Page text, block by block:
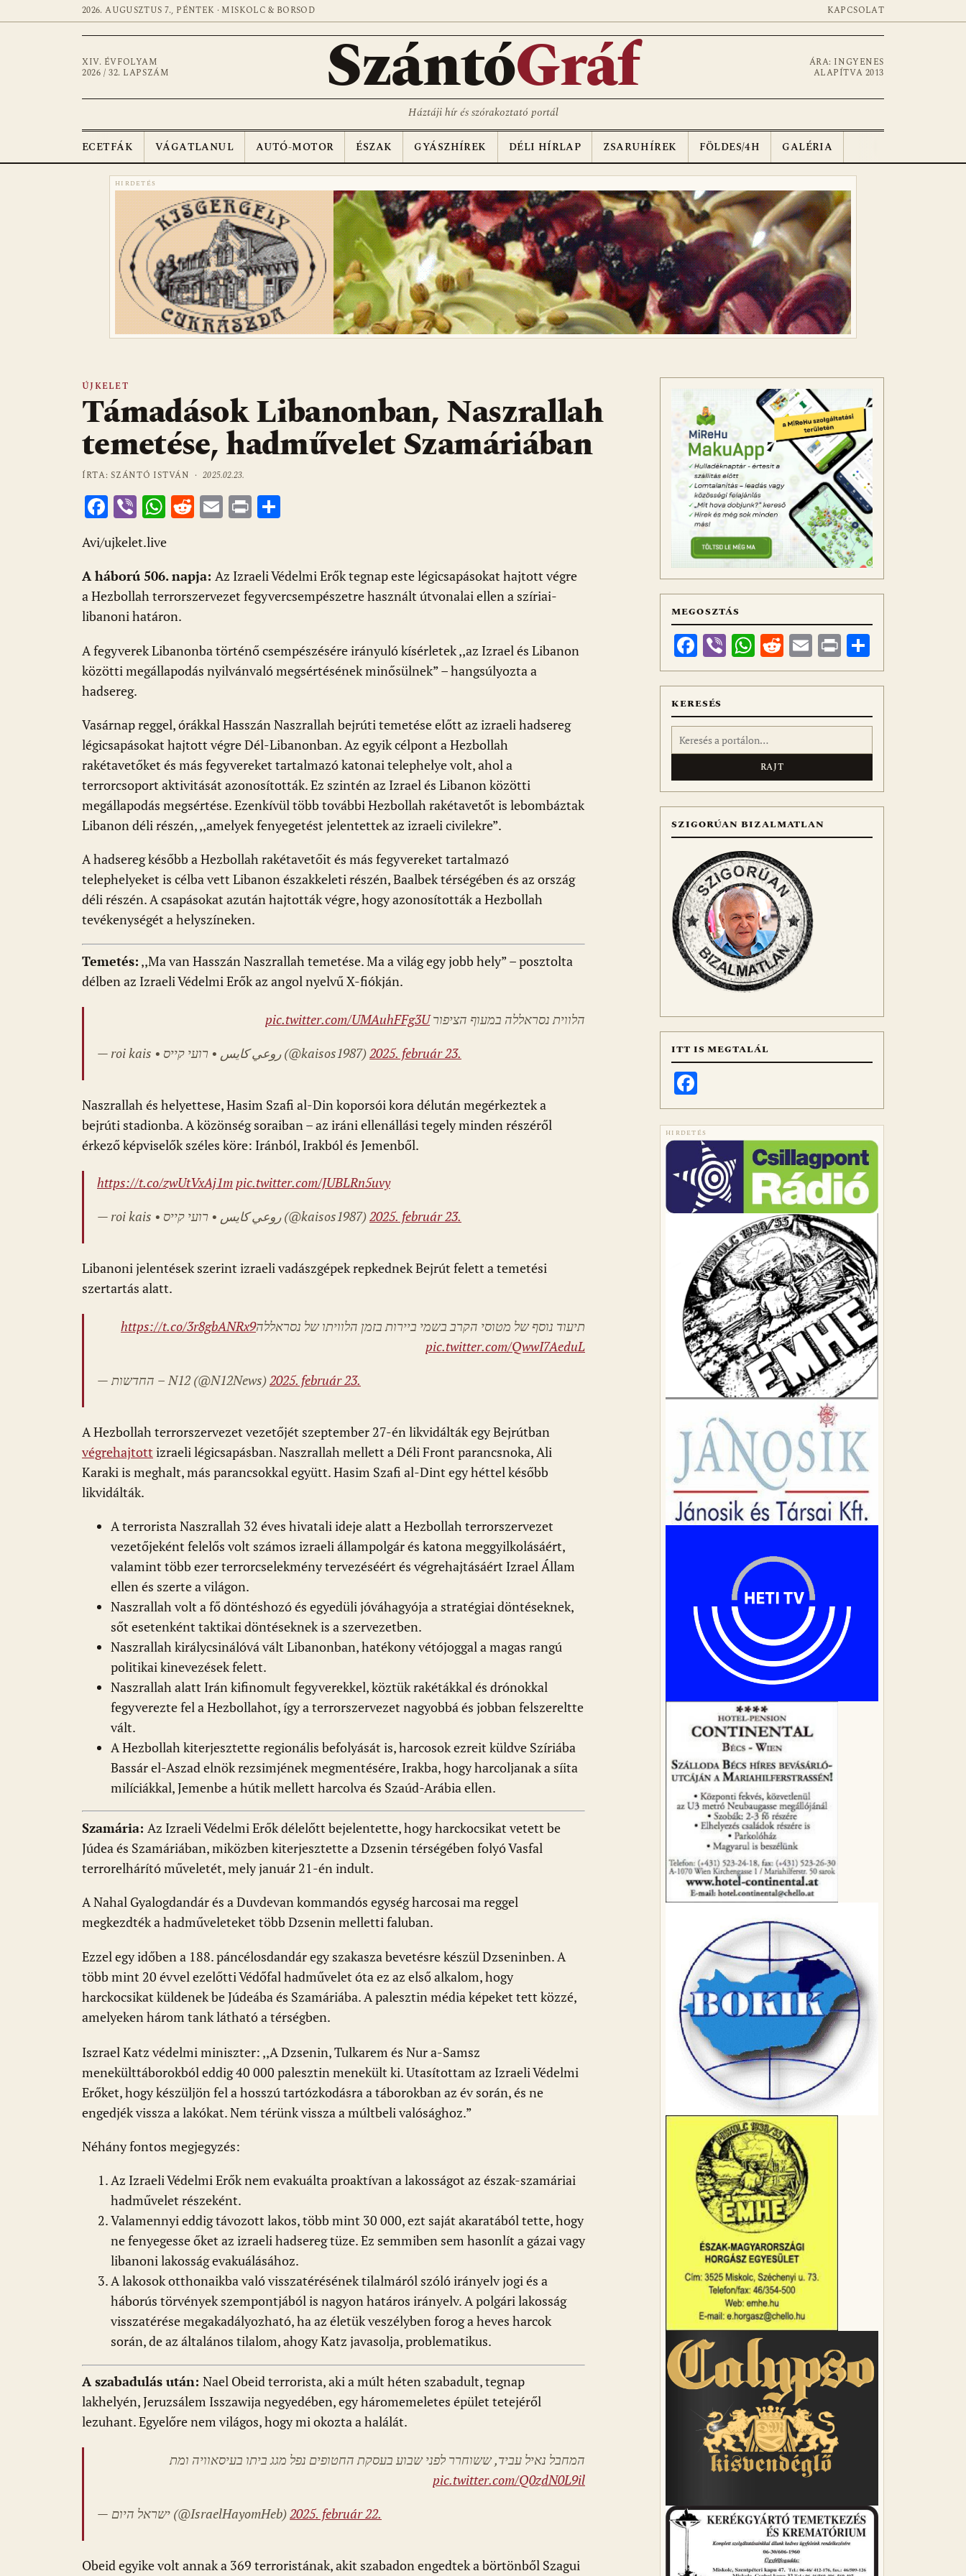
2026. AUGUSZTUS 7., PÉNTEK · MISKOLC & BORSOD KAPCSOLAT
XIV. ÉVFOLYAM
2026 / 32. LAPSZÁM
SzántóGráf
ÁRA: INGYENES
ALAPÍTVA 2013
Háztáji hír és szórakoztató portál
ECETFÁK VÁGATLANUL AUTÓ-MOTOR ÉSZAK GYÁSZHÍREK DÉLI HÍRLAP ZSARUHÍREK FÖLDES/4H GALÉRIA
HIRDETÉS
ÚJKELET
Támadások Libanonban, Naszrallah
temetése, hadművelet Szamáriában
ÍRTA: SZÁNTÓ ISTVÁN ·2025.02.23.
F
ac
e
b
o
o
k
Vi
b
er
W
at
s
A
p
p
R
di
t
E
l
Pr
m
e
Avi/ujkelet.live
A háború 506. napja: Az Izraeli Védelmi Erők tegnap este légicsapásokat hajtott végre
a Hezbollah terrorszervezet fegyvercsempészetre használt útvonalai ellen a szíriai-
libanoni határon.
A fegyverek Libanonba történő csempészésére irányuló kísérletek ,,az Izrael és Libanon
közötti megállapodás nyilvánvaló megsértésének minősülnek” – hangsúlyozta a
hadsereg.
Vasárnap reggel, órákkal Hasszán Naszrallah bejrúti temetése előtt az izraeli hadsereg
légicsapásokat hajtott végre Dél-Libanonban. Az egyik célpont a Hezbollah
rakétavetőket és más fegyvereket tartalmazó katonai telephelye volt, ahol a
terrorcsoport aktivitását azonosították. Ez szintén az Izrael és Libanon közötti
megállapodás megsértése. Ezenkívül több további Hezbollah rakétavetőt is lebombáztak
Libanon déli részén, ,,amelyek fenyegetést jelentettek az izraeli civilekre”.
A hadsereg később a Hezbollah rakétavetőit és más fegyvereket tartalmazó
telephelyeket is célba vett Libanon északkeleti részén, Baalbek térségében és az ország
déli részén. A csapásokat azután hajtották végre, hogy azonosították a Hezbollah
tevékenységét a helyszíneken.
Temetés: ,,Ma van Hasszán Naszrallah temetése. Ma a világ egy jobb hely” – posztolta
délben az Izraeli Védelmi Erők az angol nyelvű X-fiókján.
הלווית נסראללה במעוף הציפורpic.twitter.com/UMAuhFFg3U
— roi kais • روعي كايس • רועי קייס (@kaisos1987)2025. február 23.
Naszrallah és helyettese, Hasim Szafi al-Din koporsói kora délután megérkeztek a
bejrúti stadionba. A közönség soraiban – az iráni ellenállási tegely minden részéről
érkező képviselők széles köre: Iránból, Irakból és Jemenből.
https://t.co/zwUtVxAj1m pic.twitter.com/JUBLRn5uvy
— roi kais • روعي كايس • רועי קייס (@kaisos1987)2025. február 23.
Libanoni jelentések szerint izraeli vadászgépek repkednek Bejrút felett a temetési
szertartás alatt.
תיעוד נוסף של מטוסי הקרב בשמי ביירות בזמן הלוויתו של נסראללהhttps://t.co/3r8gbANRx9
pic.twitter.com/QwwI7AeduL
— החדשות – N12 (@N12News)2025. február 23.
A Hezbollah terrorszervezet vezetőjét szeptember 27-én likvidálták egy Bejrútban
végrehajtott izraeli légicsapásban. Naszrallah mellett a Déli Front parancsnoka, Ali
Karaki is meghalt, más parancsokkal együtt. Hasim Szafi al-Dint egy héttel később
likvidálták.
A terrorista Naszrallah 32 éves hivatali ideje alatt a Hezbollah terrorszervezet
vezetőjeként felelős volt számos izraeli állampolgár és katona meggyilkolásáért,
valamint több ezer terrorcselekmény tervezéséért és végrehajtásáért Izrael Állam
ellen és szerte a világon.
Naszrallah volt a fő döntéshozó és egyedüli jóváhagyója a stratégiai döntéseknek,
sőt esetenként taktikai döntéseknek is a szervezetben.
Naszrallah királycsinálóvá vált Libanonban, hatékony vétójoggal a magas rangú
politikai kinevezések felett.
Naszrallah alatt Irán kifinomult fegyverekkel, köztük rakétákkal és drónokkal
fegyverezte fel a Hezbollahot, így a terrorszervezet nagyobbá és jobban felszereltte
vált.
A Hezbollah kiterjesztette regionális befolyását is, harcosok ezreit küldve Szíriába
Bassár el-Aszad elnök rezsimjének megmentésére, Irakba, hogy harcoljanak a síita
milíciákkal, Jemenbe a hútik mellett harcolva és Szaúd-Arábia ellen.
Szamária: Az Izraeli Védelmi Erők délelőtt bejelentette, hogy harckocsikat vetett be
Júdea és Szamáriában, miközben kiterjesztette a Dzsenin térségében folyó Vasfal
terrorelhárító műveletét, mely január 21-én indult.
A Nahal Gyalogdandár és a Duvdevan kommandós egység harcosai ma reggel
megkezdték a hadműveleteket több Dzsenin melletti faluban.
Ezzel egy időben a 188. páncélosdandár egy szakasza bevetésre készül Dzseninben. A
több mint 20 évvel ezelőtti Védőfal hadművelet óta ez az első alkalom, hogy
harckocsikat küldenek be Júdeába és Szamáriába. A palesztin média képeket tett közzé,
amelyeken három tank látható a térségben.
Iszrael Katz védelmi miniszter: ,,A Dzsenin, Tulkarem és Nur a-Samsz
menekülttáborokból eddig 40 000 palesztin menekült ki. Utasítottam az Izraeli Védelmi
Erőket, hogy készüljön fel a hosszú tartózkodásra a táborokban az év során, és ne
engedjék vissza a lakókat. Nem térünk vissza a múltbeli valósághoz.”
Néhány fontos megjegyzés:
Az Izraeli Védelmi Erők nem evakuálta proaktívan a lakosságot az észak-szamáriai
hadművelet részeként.
Valamennyi eddig távozott lakos, több mint 30 000, ezt saját akaratából tette, hogy
ne fenyegesse őket az izraeli hadsereg tüze. Ez semmiben sem hasonlít a gázai vagy
libanoni lakosság evakuálásához.
A lakosok otthonaikba való visszatérésének tilalmáról szóló irányelv jogi és a
háborús törvények szempontjából is nagyon határos irányelv. A polgári lakosság
visszatérése megakadályozható, ha az életük veszélyben forog a heves harcok
során, de az általános tilalom, ahogy Katz javasolja, problematikus.
A szabadulás után: Nael Obeid terrorista, aki a múlt héten szabadult, tegnap
lakhelyén, Jeruzsálem Isszawija negyedében, egy háromemeletes épület tetejéről
lezuhant. Egyelőre nem világos, hogy mi okozta a halálát.
המחבל נאיל עביד, ששוחרר לפני שבוע בעסקת החטופים נפל מגג ביתו בעיסאוויה ומת
pic.twitter.com/Q0zdN0L9il
— ישראל היום (@IsraelHayomHeb)2025. február 22.
Obeid egyike volt annak a 369 terroristának, akit szabadon engedtek a börtönből Szagui
MEGOSZTÁS
Facebook
ViberWhatsApp
Reddit
Email
Print
meg
KERESÉS
Keresés:
SZIGORÚAN BIZALMATLAN
ITT IS MEGTALÁL
HIRDETÉS